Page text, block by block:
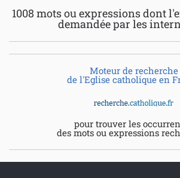
1008 mots ou expressions dont
demandée par les
Moteur de recherche
de l'Eglise catholique en
pour trouver les
des mots ou expressions